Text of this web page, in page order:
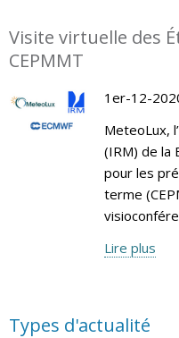
Visite virtuelle des
CEPMMT
1er-12-
MeteoLux,
(IRM) de la
pour les
terme
Lire plus
Types d'actualité